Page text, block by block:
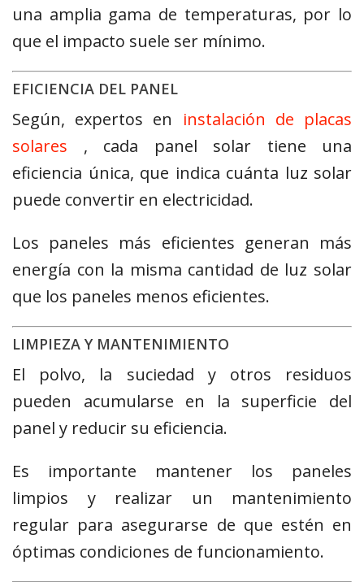
una amplia gama de temperaturas, por lo
que el impacto suele ser mínimo.
EFICIENCIA DEL PANEL
Según, expertos en instalación de placas
solares , cada panel solar tiene una
eficiencia única, que indica cuánta luz solar
puede convertir en electricidad.
Los paneles más eficientes generan más
energía con la misma cantidad de luz solar
que los paneles menos eficientes.
LIMPIEZA Y MANTENIMIENTO
El polvo, la suciedad y otros residuos
pueden acumularse en la superficie del
panel y reducir su eficiencia.
Es importante mantener los paneles
limpios y realizar un mantenimiento
regular para asegurarse de que estén en
óptimas condiciones de funcionamiento.